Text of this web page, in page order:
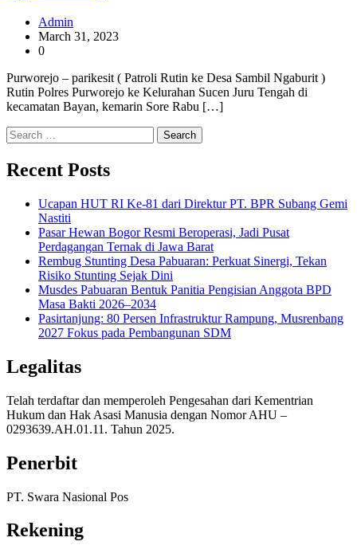
Admin
March 31, 2023
0
Purworejo – parikesit ( Patroli Rutin ke Desa Sambil Ngaburit )
Rutin Polres Purworejo ke Kelurahan Sucen Juru Tengah di
kecamatan Bayan, kemarin Sore Rabu […]
Search
for:
Recent Posts
Ucapan HUT RI Ke-81 dari Direktur PT. BPR Subang Gemi
Nastiti
Pasar Hewan Bogor Resmi Beroperasi, Jadi Pusat
Perdagangan Ternak di Jawa Barat
Rembug Stunting Desa Pabuaran: Perkuat Sinergi, Tekan
Risiko Stunting Sejak Dini
Musdes Pabuaran Bentuk Panitia Pengisian Anggota BPD
Masa Bakti 2026–2034
Pasirtanjung: 80 Persen Infrastruktur Rampung, Musrenbang
2027 Fokus pada Pembangunan SDM
Legalitas
Telah terdaftar dan memperoleh Pengesahan dari Kementrian
Hukum dan Hak Asasi Manusia dengan Nomor AHU –
0293639.AH.01.11. Tahun 2025.
Penerbit
PT. Swara Nasional Pos
Rekening